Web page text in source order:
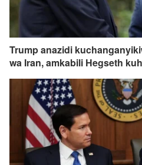
Trump anazidi
wa Iran, amkabili Hegseth